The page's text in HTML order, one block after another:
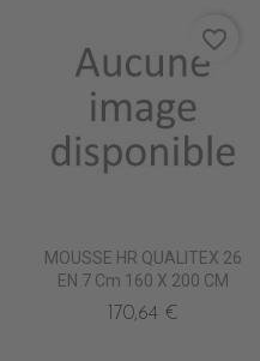
MOUSSE HR QUALITEX 26
EN 7 Cm 160 X 200 CM
170,64 €
favorite_border